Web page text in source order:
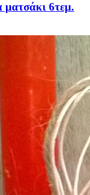
ματσάκι 6τεμ.